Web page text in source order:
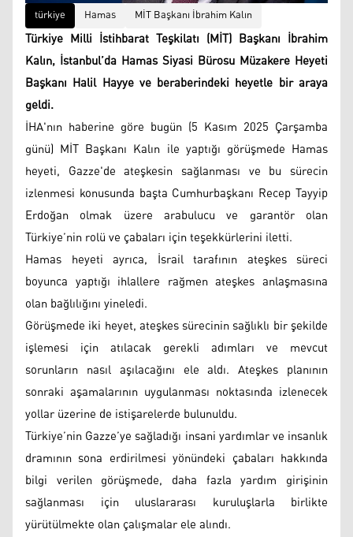
türkiye Hamas MİT Başkanı İbrahim Kalın
Türkiye Milli İstihbarat Teşkilatı (MİT) Başkanı İbrahim
Kalın, İstanbul’da Hamas Siyasi Bürosu Müzakere Heyeti
Başkanı Halil Hayye ve beraberindeki heyetle bir araya
geldi.
İHA'nın haberine göre bugün (5 Kasım 2025 Çarşamba
günü) MİT Başkanı Kalın ile yaptığı görüşmede Hamas
heyeti, Gazze'de ateşkesin sağlanması ve bu sürecin
izlenmesi konusunda başta Cumhurbaşkanı Recep Tayyip
Erdoğan olmak üzere arabulucu ve garantör olan
Türkiye’nin rolü ve çabaları için teşekkürlerini iletti.
Hamas heyeti ayrıca, İsrail tarafının ateşkes süreci
boyunca yaptığı ihlallere rağmen ateşkes anlaşmasına
olan bağlılığını yineledi.
Görüşmede iki heyet, ateşkes sürecinin sağlıklı bir şekilde
işlemesi için atılacak gerekli adımları ve mevcut
sorunların nasıl aşılacağını ele aldı. Ateşkes planının
sonraki aşamalarının uygulanması noktasında izlenecek
yollar üzerine de istişarelerde bulunuldu.
Türkiye’nin Gazze’ye sağladığı insani yardımlar ve insanlık
dramının sona erdirilmesi yönündeki çabaları hakkında
bilgi verilen görüşmede, daha fazla yardım girişinin
sağlanması için uluslararası kuruluşlarla birlikte
yürütülmekte olan çalışmalar ele alındı.